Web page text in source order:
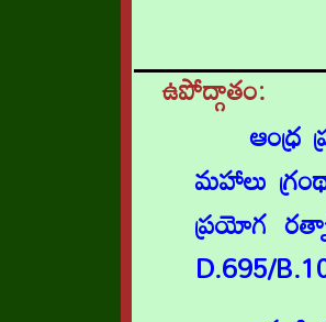
ఉపోద్గాతం:
ఆంధ్ర
మహాలు
ప్రయోగ
D.695/